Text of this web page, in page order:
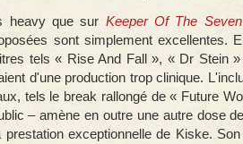
heavy que sur Keeper Of The
sont simplement excellentes.
tels « Rise And Fall », « Dr Stein
d'une production trop clinique.
tels le break rallongé de « Future
– amène en outre une autre dose
exceptionnelle de Kiske.